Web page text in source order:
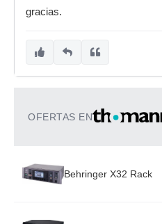
gracias.
OFERTAS EN
Behringer X32 Rack